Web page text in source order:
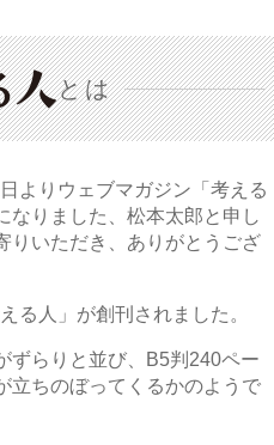
とは
よりウェブマガジン「考える
なりました、松本太郎と申し
りいただき、ありがとうござ
る人」が創刊されました。
らりと並び、B5判240ペー
立ちのぼってくるかのようで